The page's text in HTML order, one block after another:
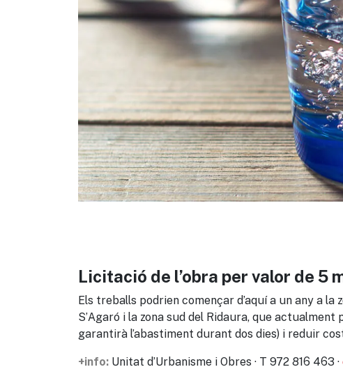
Licitació de l’obra per valor de 5
Els treballs podrien començar d’aquí a un any a
S’Agaró i la zona sud del Ridaura, que
garantirà l’abastiment durant dos dies) i reduir
+info: Unitat d’Urbanisme i Obres · T 972 816 463 ·